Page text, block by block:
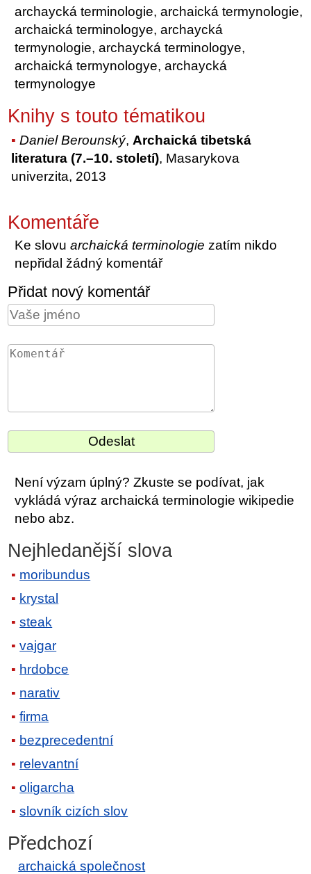
archaycká terminologie, archaická termynologie,
archaická terminologye, archaycká
termynologie, archaycká terminologye,
archaická termynologye, archaycká
termynologye
Knihy s touto tématikou
Daniel Berounský,Archaická tibetská
literatura (7.–10. století), Masarykova
univerzita, 2013
Komentáře
Ke slovuarchaická terminologie zatím nikdo
nepřidal žádný komentář
Přidat nový komentář
Není výzam úplný? Zkuste se podívat, jak
vykládá výraz archaická terminologie wikipedie
nebo abz.
Nejhledanější slova
moribundus
krystal
steak
vajgar
hrdobce
narativ
firma
bezprecedentní
relevantní
oligarcha
slovník cizích slov
Předchozí
archaická společnost